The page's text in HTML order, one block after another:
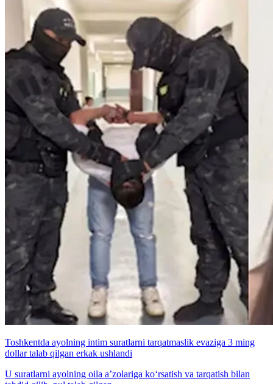
Toshkentda ayolning intim suratlarni tarqatmaslik evaziga 3 ming
dollar talab qilgan erkak ushlandi
U suratlarni ayolning oila a’zolariga ko‘rsatish va tarqatish bilan